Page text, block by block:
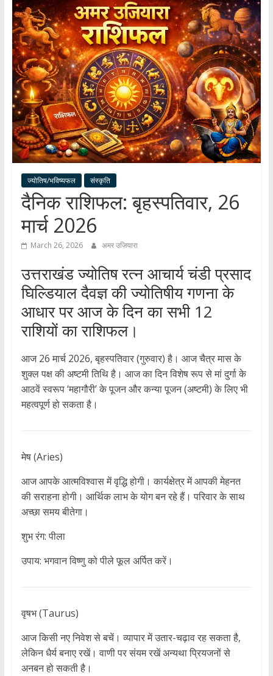
हर
खबर
।
सच्ची
खबर
।
सबकी
खबर
ज्योतिष/भविष्यफल संस्कृति
दैनिक राशिफल: बृहस्पतिवार, 26
मार्च 2026
March 26, 2026 अमर उजियारा
उत्तराखंड ज्योतिष रत्न आचार्य चंडी प्रसाद
घिल्डियाल दैवज्ञ की ज्योतिषीय गणना के
आधार पर आज के दिन का सभी 12
राशियों का राशिफल।
आज 26 मार्च 2026, बृहस्पतिवार (गुरुवार) है। आज चैत्र मास के
शुक्ल पक्ष की अष्टमी तिथि है। आज का दिन विशेष रूप से मां दुर्गा के
आठवें स्वरूप ‘महागौरी’ के पूजन और कन्या पूजन (अष्टमी) के लिए भी
महत्वपूर्ण हो सकता है।
मेष (Aries)
आज आपके आत्मविश्वास में वृद्धि होगी। कार्यक्षेत्र में आपकी मेहनत
की सराहना होगी। आर्थिक लाभ के योग बन रहे हैं। परिवार के साथ
अच्छा समय बीतेगा।
शुभ रंग: पीला
उपाय: भगवान विष्णु को पीले फूल अर्पित करें।
वृषभ (Taurus)
आज किसी नए निवेश से बचें। व्यापार में उतार-चढ़ाव रह सकता है,
लेकिन धैर्य बनाए रखें। वाणी पर संयम रखें अन्यथा प्रियजनों से
अनबन हो सकती है।